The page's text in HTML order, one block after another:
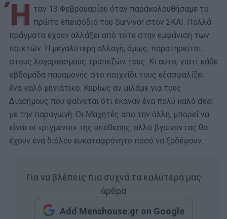
Ή ταν 13 Φεβρουαρίου όταν παρακολουθήσαμε το
πρώτο επεισόδιο του Survivor στον ΣΚΑΪ. Πολλά
πράγματα έχουν αλλάξει από τότε στην εμφάνιση των
παικτών. Η μεγαλύτερη αλλαγή, όμως, παρατηρείται…
στους λογαριασμούς τραπεζών τους. Κι αυτό, γιατί κάθε
εβδομάδα παραμονής στο παιχνίδι τους εξασφαλίζει
ένα καλό μηνιάτικο. Κυρίως αν μιλάμε για τους
Διασήμους που φαίνεται ότι έκαναν ένα πολύ καλό deal
με την παραγωγή. Οι Μαχητές από την άλλη, μπορεί να
είναι οι «ριγμένοι» της υπόθεσης, αλλά βγαίνοντας θα
έχουν ένα διόλου ευκαταφρόνητο ποσό να ξοδέψουν.
Για να βλέπεις πιο συχνά τα καλύτερά μας
άρθρα
Add Menshouse.gr on Google